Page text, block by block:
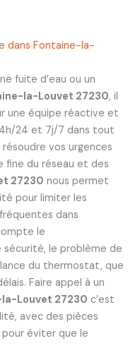
dans Fontaine-la-
fuite d’eau ou un
la-Louvet 27230, il
une équipe réactive et
24 et 7j/7 dans tout
vos urgences
fine du réseau et des
27230 nous permet
pour limiter les
dans
le
le problème de
du thermostat, que
Faire appel à un
Louvet 27230 c’est
avec des pièces
éviter que le